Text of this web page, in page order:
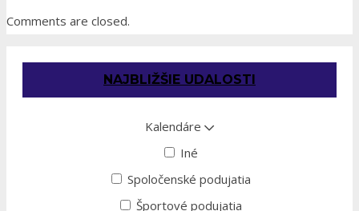
Comments are closed.
NAJBLIŽŠIE UDALOSTI
Kalendáre
Iné
Spoločenské podujatia
Športové podujatia